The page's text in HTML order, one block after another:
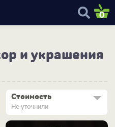
0
и украшения
Стоимость
Не уточнили